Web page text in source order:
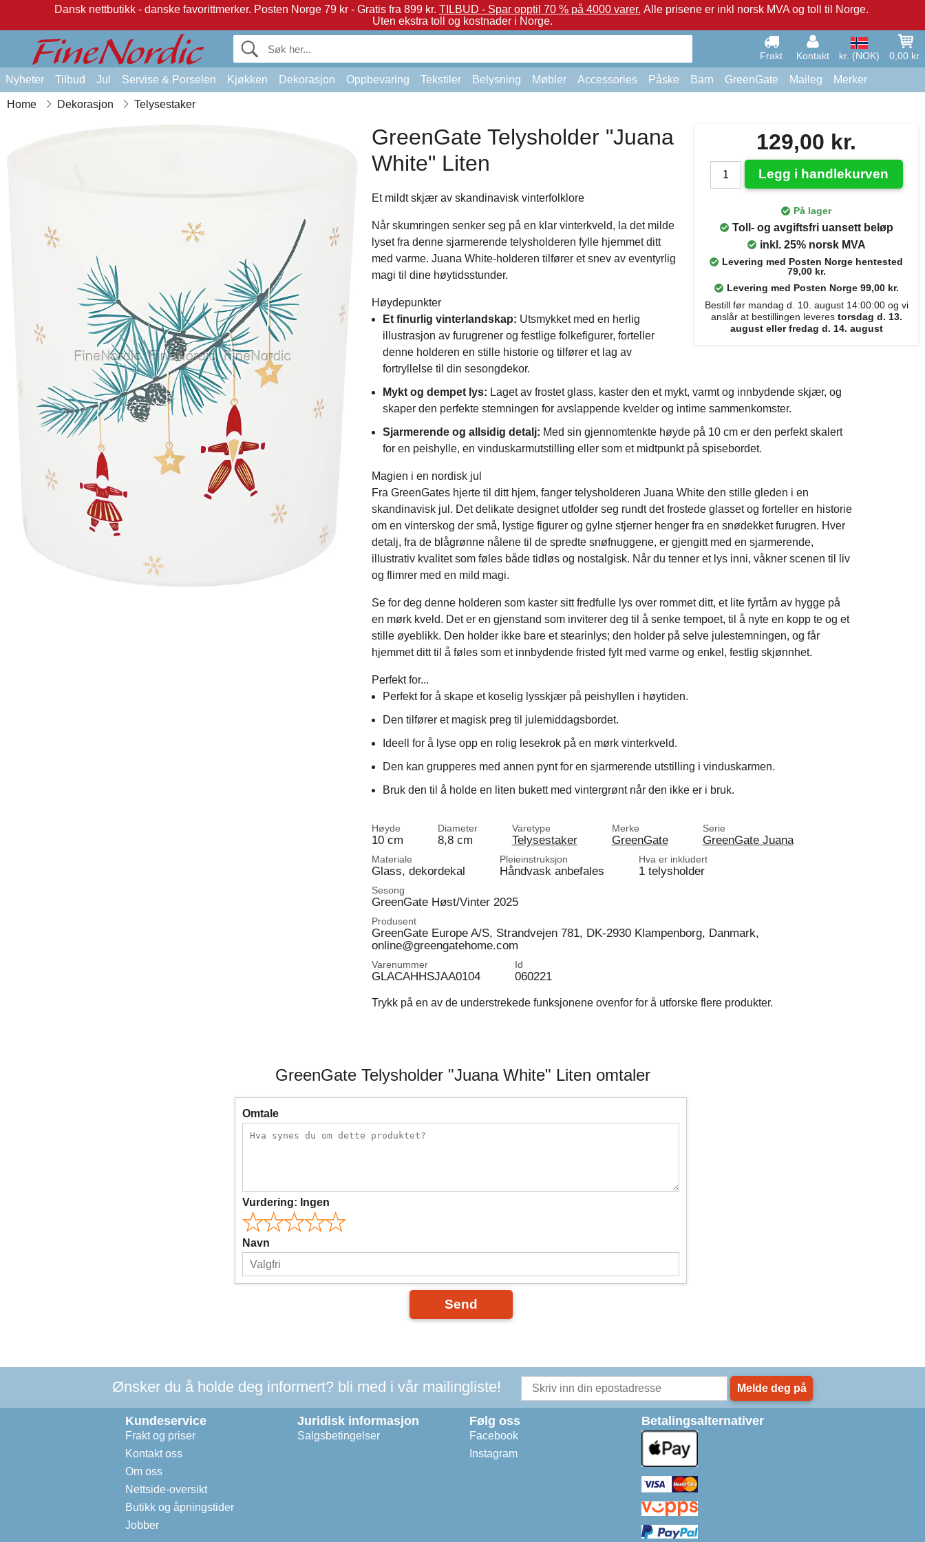
Dansk nettbutikk - danske favorittmerker. Posten Norge 79 kr - Gratis fra 899 kr. TILBUD - Spar opptil 70 % på 4000 varer. Alle prisene er inkl norsk MVA og toll til Norge.
Uten ekstra toll og kostnader i Norge.
Frakt Kontakt kr. (NOK) 0,00 kr.
Nyheter Tilbud Jul Servise & Porselen Kjøkken Dekorasjon Oppbevaring Tekstiler Belysning Møbler Accessories Påske Barn GreenGate Maileg Merker
Home Dekorasjon Telysestaker
129,00 kr.
Legg i handlekurven
På lager
Toll- og avgiftsfri uansett beløp
inkl. 25% norsk MVA
Levering med Posten Norge hentested
79,00 kr.
Levering med Posten Norge 99,00 kr.
Bestill før mandag d. 10. august 14:00:00 og vi
anslår at bestillingen leveres torsdag d. 13.
august eller fredag d. 14. august
GreenGate Telysholder "Juana
White" Liten
Et mildt skjær av skandinavisk vinterfolklore
Når skumringen senker seg på en klar vinterkveld, la det milde
lyset fra denne sjarmerende telysholderen fylle hjemmet ditt
med varme. Juana White-holderen tilfører et snev av eventyrlig
magi til dine høytidsstunder.
Høydepunkter
Et finurlig vinterlandskap: Utsmykket med en herlig
illustrasjon av furugrener og festlige folkefigurer, forteller
denne holderen en stille historie og tilfører et lag av
fortryllelse til din sesongdekor.
Mykt og dempet lys: Laget av frostet glass, kaster den et mykt, varmt og innbydende skjær, og
skaper den perfekte stemningen for avslappende kvelder og intime sammenkomster.
Sjarmerende og allsidig detalj: Med sin gjennomtenkte høyde på 10 cm er den perfekt skalert
for en peishylle, en vinduskarmutstilling eller som et midtpunkt på spisebordet.
Magien i en nordisk jul
Fra GreenGates hjerte til ditt hjem, fanger telysholderen Juana White den stille gleden i en
skandinavisk jul. Det delikate designet utfolder seg rundt det frostede glasset og forteller en historie
om en vinterskog der små, lystige figurer og gylne stjerner henger fra en snødekket furugren. Hver
detalj, fra de blågrønne nålene til de spredte snøfnuggene, er gjengitt med en sjarmerende,
illustrativ kvalitet som føles både tidløs og nostalgisk. Når du tenner et lys inni, våkner scenen til liv
og flimrer med en mild magi.
Se for deg denne holderen som kaster sitt fredfulle lys over rommet ditt, et lite fyrtårn av hygge på
en mørk kveld. Det er en gjenstand som inviterer deg til å senke tempoet, til å nyte en kopp te og et
stille øyeblikk. Den holder ikke bare et stearinlys; den holder på selve julestemningen, og får
hjemmet ditt til å føles som et innbydende fristed fylt med varme og enkel, festlig skjønnhet.
Perfekt for...
Perfekt for å skape et koselig lysskjær på peishyllen i høytiden.
Den tilfører et magisk preg til julemiddagsbordet.
Ideell for å lyse opp en rolig lesekrok på en mørk vinterkveld.
Den kan grupperes med annen pynt for en sjarmerende utstilling i vinduskarmen.
Bruk den til å holde en liten bukett med vintergrønt når den ikke er i bruk.
Høyde
10 cm
Diameter
8,8 cm
Varetype
Telysestaker
Merke
GreenGate
Serie
GreenGate Juana
Materiale
Glass, dekordekal
Pleieinstruksjon
Håndvask anbefales
Hva er inkludert
1 telysholder
Sesong
GreenGate Høst/Vinter 2025
Produsent
GreenGate Europe A/S, Strandvejen 781, DK-2930 Klampenborg, Danmark,
online@greengatehome.com
Varenummer
GLACAHHSJAA0104
Id
060221
Trykk på en av de understrekede funksjonene ovenfor for å utforske flere produkter.
GreenGate Telysholder "Juana White" Liten omtaler
Omtale
Vurdering: Ingen
Navn
Send
Ønsker du å holde deg informert? bli med i vår mailingliste! Melde deg på
Kundeservice
Frakt og priser
Kontakt oss
Om oss
Nettside-oversikt
Butikk og åpningstider
Jobber
Juridisk informasjon
Salgsbetingelser
Følg oss
Facebook
Instagram
Betalingsalternativer